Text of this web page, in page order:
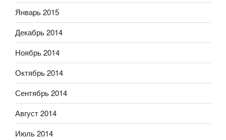
Январь 2015
Декабрь 2014
Ноябрь 2014
Октябрь 2014
Сентябрь 2014
Август 2014
Июль 2014